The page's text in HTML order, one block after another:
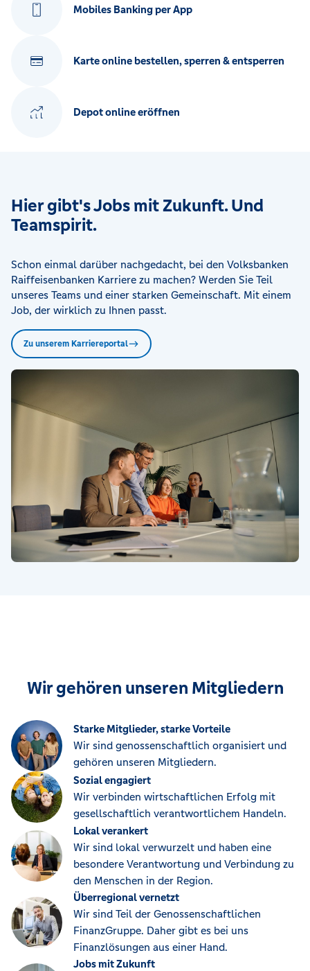
Mobiles Banking per App
Karte online bestellen, sperren & entsperren
Depot online eröffnen
Hier gibt's Jobs mit Zukunft. Und
Teamspirit.
Schon einmal darüber nachgedacht, bei den Volksbanken
Raiffeisenbanken Karriere zu machen? Werden Sie Teil
unseres Teams und einer starken Gemeinschaft. Mit einem
Job, der wirklich zu Ihnen passt.
Zu unserem Karriereportal
Wir gehören unseren Mitgliedern
Starke Mitglieder, starke Vorteile
Wir sind genossenschaftlich organisiert und
gehören unseren Mitgliedern.
Sozial engagiert
Wir verbinden wirtschaftlichen Erfolg mit
gesellschaftlich verantwortlichem Handeln.
Lokal verankert
Wir sind lokal verwurzelt und haben eine
besondere Verantwortung und Verbindung zu
den Menschen in der Region.
Überregional vernetzt
Wir sind Teil der Genossenschaftlichen
FinanzGruppe. Daher gibt es bei uns
Finanzlösungen aus einer Hand.
Jobs mit Zukunft